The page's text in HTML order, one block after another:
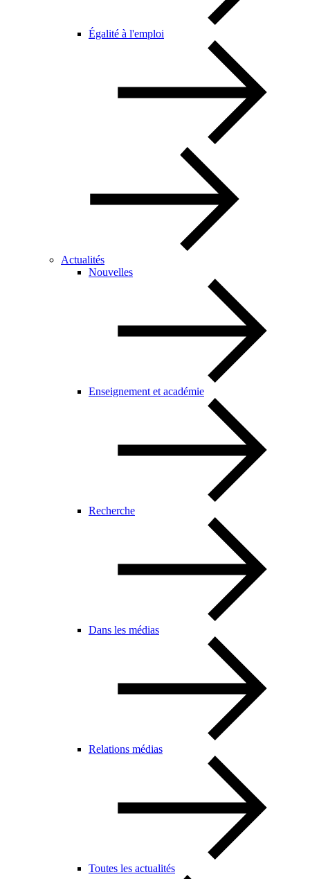
Égalité à l'emploi
Actualités
Nouvelles
Enseignement et académie
Recherche
Dans les médias
Relations médias
Toutes les actualités